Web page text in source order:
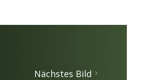
Nächstes Bild